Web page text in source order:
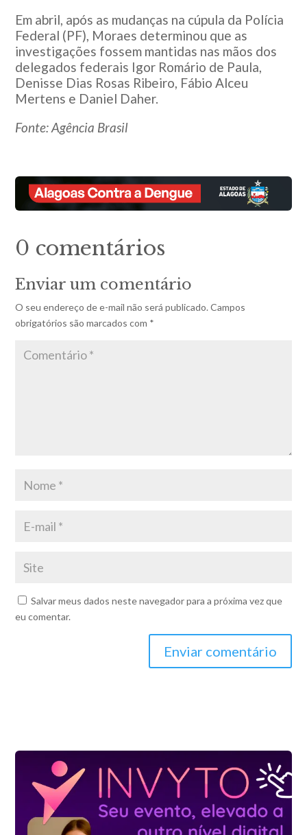
Em abril, após as mudanças na cúpula da Polícia
Federal (PF), Moraes determinou que as
investigações fossem mantidas nas mãos dos
delegados federais Igor Romário de Paula,
Denisse Dias Rosas Ribeiro, Fábio Alceu
Mertens e Daniel Daher.
Fonte: Agência Brasil
0 comentários
Enviar um comentário
O seu endereço de e-mail não será publicado. Campos
obrigatórios são marcados com *
Salvar meus dados neste navegador para a próxima vez que
eu comentar.
Enviar comentário